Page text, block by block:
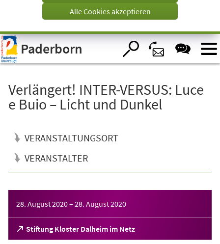
Visuelle
Assistenzsoftware
öffnen.
Alle Cookies akzeptieren
Paderborn
Verlängert! INTER-VERSUS: Luce
e Buio – Licht und Dunkel
VERANSTALTUNGSORT
VERANSTALTER
28. August 2020– 28. August 2020
Stiftung Kloster Dalheim im Netz
(Öffnet
in